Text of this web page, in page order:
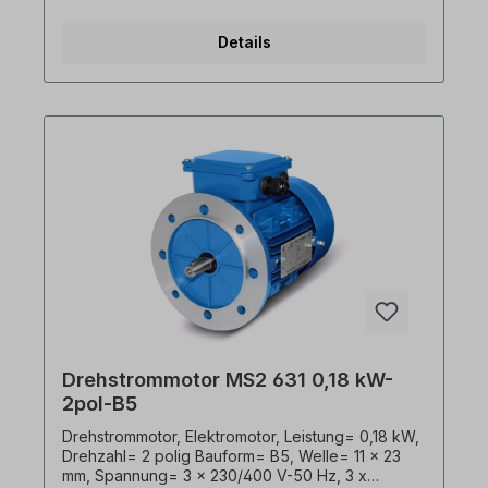
3 x PTC-Kaltleiter, Gewicht= 4 Kg,
Kabelverschraubungen= 2 x M16, Gehäuse=
bzw. abschraubbar. Der Elektromotor ist für den
Frequenzumrichter- Einsatz und für beide
Drehrichtungen geeignet. Gemäß VDE 0105 bzw.
IEC 364 sind alle Arbeiten am Elektroantrieb nur
von qualifiziertem Fachpersonal durchzuführen.
Bei Modifikationen oder Sonderausführungen
bitte Anfrage zusenden. Hilfreiche Tipps zu
Elektromotoren sind im FAQ-Bereich zu finden.
Alle Produktfotos sind unverbindliche
Beispiele!Technische Änderungen vorbehalten.
Details
Drehstrommotor MS2 631 0,18 kW-
2pol-B5
Drehstrommotor, Elektromotor, Leistung= 0,18 kW,
Drehzahl= 2 polig Bauform= B5, Welle= 11 x 23
mm, Spannung= 3 x 230/400 V-50 Hz, 3 x